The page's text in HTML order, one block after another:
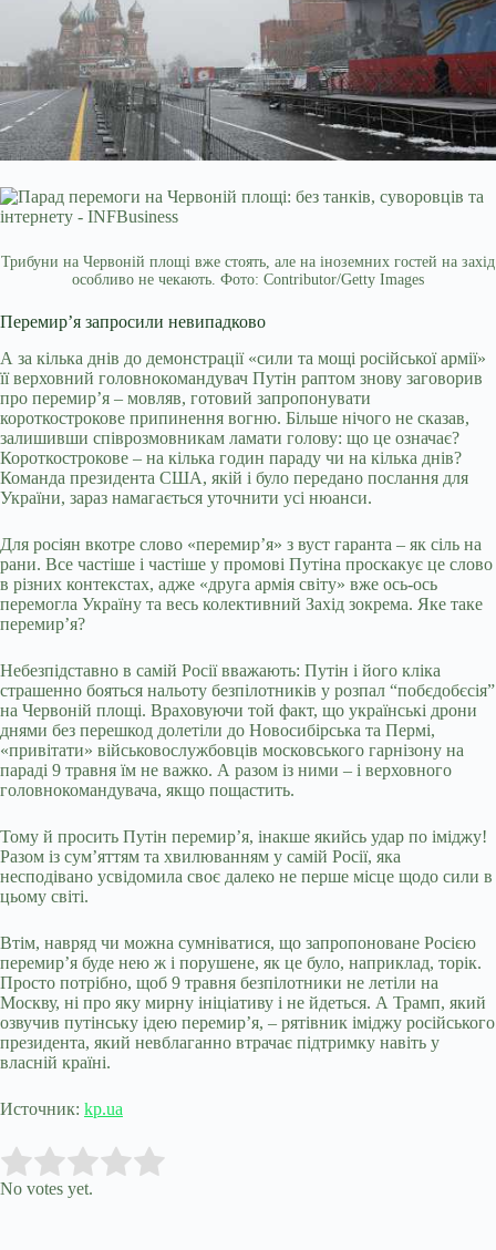
Трибуни на Червоній площі вже стоять, але на іноземних гостей на захід
особливо не чекають. Фото: Contributor/Getty Images
Перемир’я запросили невипадково
А за кілька днів до демонстрації «сили та мощі російської армії»
її верховний головнокомандувач Путін раптом знову заговорив
про перемир’я – мовляв, готовий запропонувати
короткострокове припинення вогню. Більше нічого не сказав,
залишивши співрозмовникам ламати голову: що це означає?
Короткострокове – на кілька годин параду чи на кілька днів?
Команда президента США, якій і було передано послання для
України, зараз намагається уточнити усі нюанси.
Для росіян вкотре слово «перемир’я» з вуст гаранта – як сіль на
рани. Все частіше і частіше у промові Путіна проскакує це слово
в різних контекстах, адже «друга армія світу» вже ось-ось
перемогла Україну та весь колективний Захід зокрема. Яке таке
перемир’я?
Небезпідставно в самій Росії вважають: Путін і його кліка
страшенно бояться нальоту безпілотників у розпал “побєдобєсія”
на Червоній площі. Враховуючи той факт, що українські дрони
днями без перешкод долетіли до Новосибірська та Пермі,
«привітати» військовослужбовців московського гарнізону на
параді 9 травня їм не важко. А разом із ними – і верховного
головнокомандувача, якщо пощастить.
Тому й просить Путін перемир’я, інакше якийсь удар по іміджу!
Разом із сум’яттям та хвилюванням у самій Росії, яка
несподівано усвідомила своє далеко не перше місце щодо сили в
цьому світі.
Втім, навряд чи можна сумніватися, що запропоноване Росією
перемир’я буде нею ж і порушене, як це було, наприклад, торік.
Просто потрібно, щоб 9 травня безпілотники не летіли на
Москву, ні про яку мирну ініціативу і не йдеться. А Трамп, який
озвучив путінську ідею перемир’я, – рятівник іміджу російського
президента, який невблаганно втрачає підтримку навіть у
власній країні.
Источник: kp.ua
Rate this item:
No votes yet.